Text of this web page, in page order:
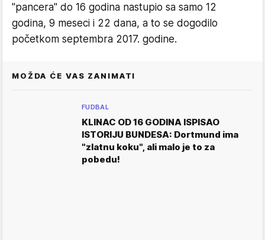
"pancera" do 16 godina nastupio sa samo 12
godina, 9 meseci i 22 dana, a to se dogodilo
početkom septembra 2017. godine.
MOŽDA ĆE VAS ZANIMATI
FUDBAL
KLINAC OD 16 GODINA ISPISAO
ISTORIJU BUNDESA: Dortmund ima
"zlatnu koku", ali malo je to za
pobedu!